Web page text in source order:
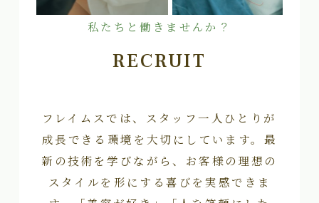
私たちと働きませんか？
RECRUIT
フレイムスでは、スタッフ一人ひとりが
成長できる環境を大切にしています。最
新の技術を学びながら、お客様の理想の
スタイルを形にする喜びを実感できま